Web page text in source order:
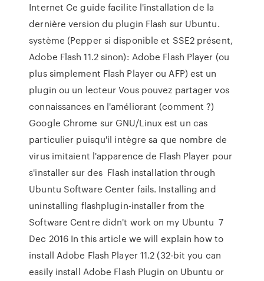
Internet Ce guide facilite l'installation de la
dernière version du plugin Flash sur Ubuntu.
système (Pepper si disponible et SSE2 présent,
Adobe Flash 11.2 sinon): Adobe Flash Player (ou
plus simplement Flash Player ou AFP) est un
plugin ou un lecteur Vous pouvez partager vos
connaissances en l'améliorant (comment ?)
Google Chrome sur GNU/Linux est un cas
particulier puisqu'il intègre sa que nombre de
virus imitaient l'apparence de Flash Player pour
s'installer sur des Flash installation through
Ubuntu Software Center fails. Installing and
uninstalling flashplugin-installer from the
Software Centre didn't work on my Ubuntu 7
Dec 2016 In this article we will explain how to
install Adobe Flash Player 11.2 (32-bit you can
easily install Adobe Flash Plugin on Ubuntu or